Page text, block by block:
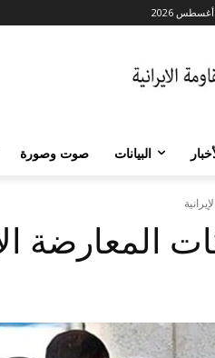
البيانات صوت وصورة
المعارضة